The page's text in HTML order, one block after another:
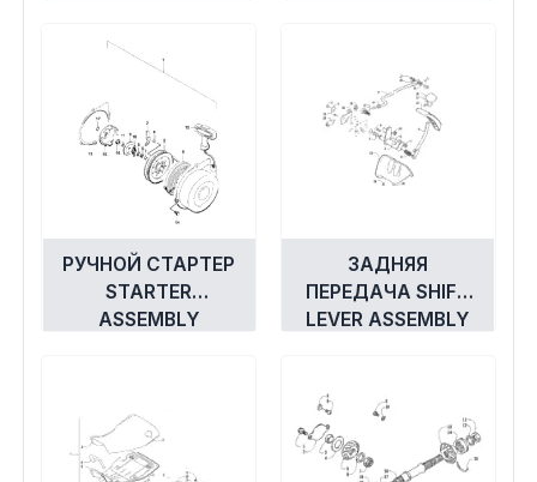
РУЧНОЙ СТАРТЕР
STARTER
ASSEMBLY
ЗАДНЯЯ
ПЕРЕДАЧА SHIFT
LEVER ASSEMBLY